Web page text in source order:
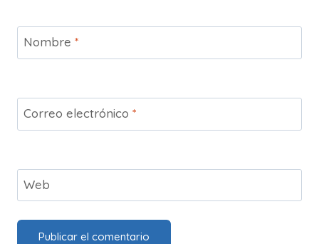
Nombre *
Correo electrónico *
Web